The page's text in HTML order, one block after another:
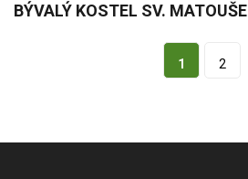
BÝVALÝ KOSTEL SV. MATOUŠE
1 2